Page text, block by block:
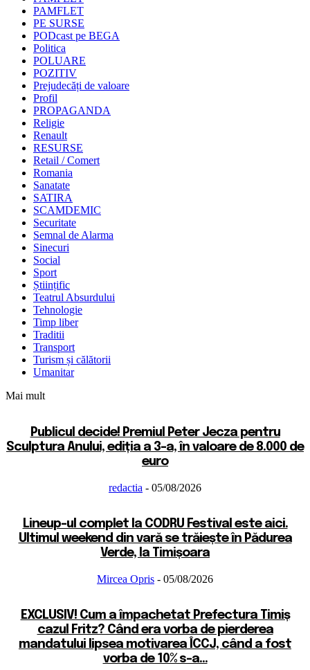
PAMFLET
PE SURSE
PODcast pe BEGA
Politica
POLUARE
POZITIV
Prejudecăți de valoare
Profil
PROPAGANDA
Religie
Renault
RESURSE
Retail / Comert
Romania
Sanatate
SATIRA
SCAMDEMIC
Securitate
Semnal de Alarma
Sinecuri
Social
Sport
Științific
Teatrul Absurdului
Tehnologie
Timp liber
Traditii
Transport
Turism și călătorii
Umanitar
Mai mult
Publicul decide! Premiul Peter Jecza pentru
Sculptura Anului, ediția a 3-a, în valoare de 8.000 de
euro
redactia - 05/08/2026
Lineup-ul complet la CODRU Festival este aici.
Ultimul weekend din vară se trăiește în Pădurea
Verde, la Timișoara
Mircea Opris - 05/08/2026
EXCLUSIV! Cum a împachetat Prefectura Timiș
cazul Fritz? Când era vorba de pierderea
mandatului lipsea motivarea ÎCCJ, când a fost
vorba de 10% s-a...